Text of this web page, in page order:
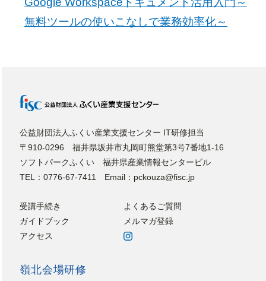
無料ツールの使いこなしで業務効率化～
公益財団法人ふくい産業支援センター IT研修担当
〒910-0296 福井県坂井市丸岡町熊堂第3号7番地1-16
ソフトパークふくい 福井県産業情報センタービル
TEL：0776-67-7411 Email：pckouza@fisc.jp
受講手続き
よくあるご質問
ガイドブック
メルマガ登録
アクセス
嶺北会場研修